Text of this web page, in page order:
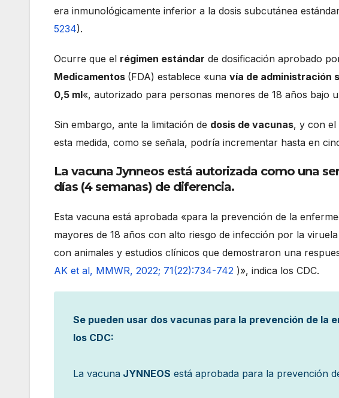
era inmunológicamente inferior a la dosis subcutánea
5234).
Ocurre que el régimen estándar de dosificación aprobado
Medicamentos (FDA) establece «una vía de administración
0,5 ml«, autorizado para personas menores de 18 años bajo
Sin embargo, ante la limitación de dosis de vacunas, y con el
esta medida, como se señala, podría incrementar hasta en
La vacuna Jynneos está autorizada como una
días (4 semanas) de diferencia.
Esta vacuna está aprobada «para la prevención de la
mayores de 18 años con alto riesgo de infección por la
con animales y estudios clínicos que demostraron una
AK et al, MMWR, 2022; 71(22):734-742 )», indica los CDC.
Se pueden usar dos vacunas para la prevención de la
los CDC:
La vacuna JYNNEOS está aprobada para la prevención